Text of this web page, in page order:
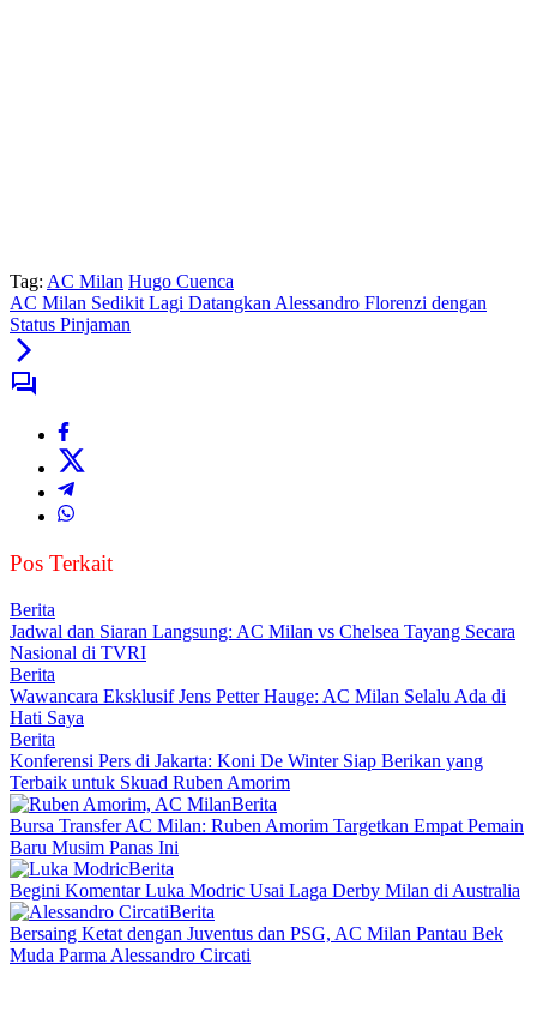
Tag: AC Milan Hugo Cuenca
AC Milan Sedikit Lagi Datangkan Alessandro Florenzi dengan
Status Pinjaman
Pos Terkait
Berita
Jadwal dan Siaran Langsung: AC Milan vs Chelsea Tayang Secara
Nasional di TVRI
Berita
Wawancara Eksklusif Jens Petter Hauge: AC Milan Selalu Ada di
Hati Saya
Berita
Konferensi Pers di Jakarta: Koni De Winter Siap Berikan yang
Terbaik untuk Skuad Ruben Amorim
Berita
Bursa Transfer AC Milan: Ruben Amorim Targetkan Empat Pemain
Baru Musim Panas Ini
Berita
Begini Komentar Luka Modric Usai Laga Derby Milan di Australia
Berita
Bersaing Ketat dengan Juventus dan PSG, AC Milan Pantau Bek
Muda Parma Alessandro Circati